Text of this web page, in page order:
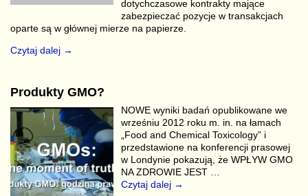
dotychczasowe kontrakty mające
zabezpieczać pozycje w transakcjach
oparte są w głównej mierze na papierze.
Czytaj dalej →
Produkty GMO?
NOWE wyniki badań opublikowane we
wrześniu 2012 roku m. in. na łamach
„Food and Chemical Toxicology” i
przedstawione na konferencji prasowej
w Londynie pokazują, że WPŁYW GMO
NA ZDROWIE JEST …
Czytaj dalej →